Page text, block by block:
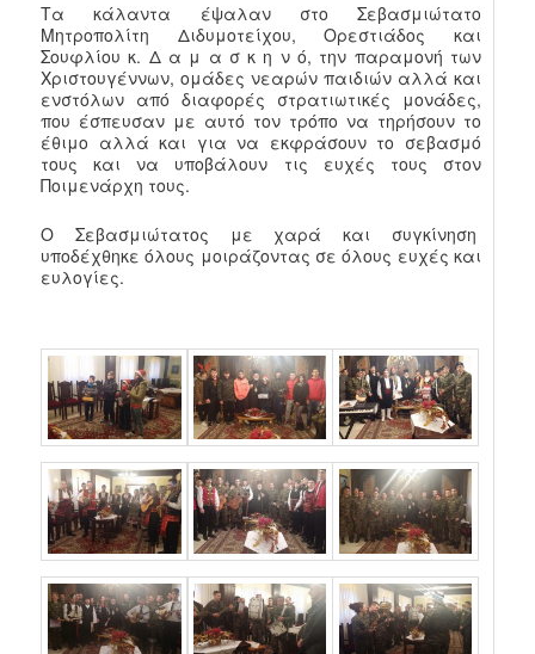
Τα κάλαντα έψαλαν στο Σεβασμιώτατο
Μητροπολίτη Διδυμοτείχου, Ορεστιάδος και
Σουφλίου κ. Δ α μ α σ κ η ν ό, την παραμονή των
Χριστουγέννων, ομάδες νεαρών παιδιών αλλά και
ενστόλων από διαφορές στρατιωτικές μονάδες,
που έσπευσαν με αυτό τον τρόπο να τηρήσουν το
έθιμο αλλά και για να εκφράσουν το σεβασμό
τους και να υποβάλουν τις ευχές τους στον
Ποιμενάρχη τους.
Ο Σεβασμιώτατος με χαρά και συγκίνηση
υποδέχθηκε όλους μοιράζοντας σε όλους ευχές και
ευλογίες.